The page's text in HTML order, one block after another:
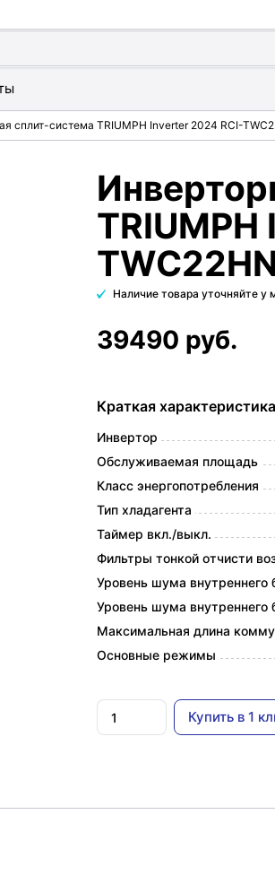
сплит-система TRIUMPH Inverter 2024 RCI-
Наличие товара уточняйте у
39490 руб.
Краткая характеристика
Инвертор
Обслуживаемая площадь
Класс энергопотребления
Тип хладагента
Таймер вкл./выкл.
Фильтры тонкой отчисти
Уровень шума внутреннего
Уровень шума внутреннего
Максимальная длина
Основные режимы
Купить в 1